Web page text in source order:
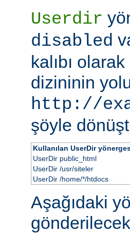
Userdir
disabled
kalıbı
dizininin
http://
şöyle
Kullanılan UserDir
UserDir public_html
UserDir /usr/siteler
UserDir /home/*/htdocs
Aşağıdaki